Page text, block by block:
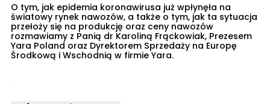
O tym, jak epidemia koronawirusa już wpłynęła na
światowy rynek nawozów, a także o tym, jak ta sytuacja
przełoży się na produkcję oraz ceny nawozów
rozmawiamy z Panią dr Karoliną Frąckowiak, Prezesem
Yara Poland oraz Dyrektorem Sprzedaży na Europę
Środkową i Wschodnią w firmie Yara.